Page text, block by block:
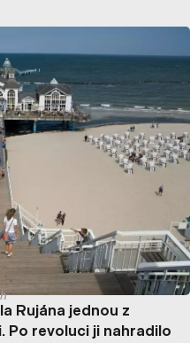
Rujána jednou z
Po revoluci ji nahradilo